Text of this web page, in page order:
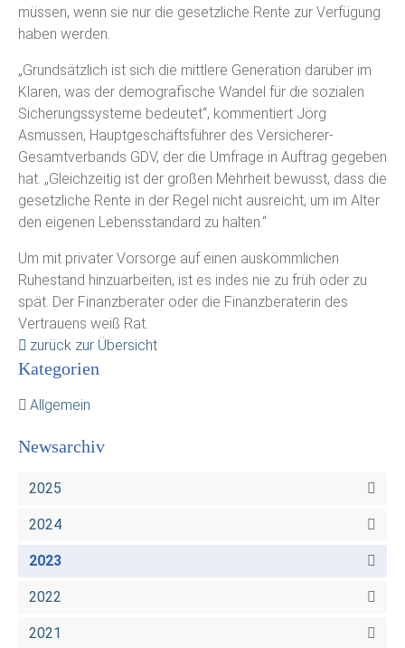
müssen, wenn sie nur die gesetzliche Rente zur Verfügung
haben werden.
„Grundsätzlich ist sich die mittlere Generation darüber im
Klaren, was der demografische Wandel für die sozialen
Sicherungssysteme bedeutet“, kommentiert Jörg
Asmussen, Hauptgeschäftsführer des Versicherer-
Gesamtverbands GDV, der die Umfrage in Auftrag gegeben
hat. „Gleichzeitig ist der großen Mehrheit bewusst, dass die
gesetzliche Rente in der Regel nicht ausreicht, um im Alter
den eigenen Lebensstandard zu halten.“
Um mit privater Vorsorge auf einen auskömmlichen
Ruhestand hinzuarbeiten, ist es indes nie zu früh oder zu
spät. Der Finanzberater oder die Finanzberaterin des
Vertrauens weiß Rat.
zurück zur Übersicht
Kategorien
Allgemein
Newsarchiv
2025
2024
2023
2022
2021